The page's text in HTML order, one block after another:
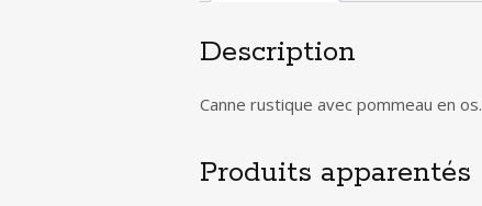
Description
Canne rustique avec pommeau en os.
Produits apparentés